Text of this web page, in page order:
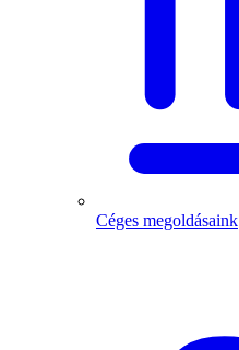
Céges megoldásaink